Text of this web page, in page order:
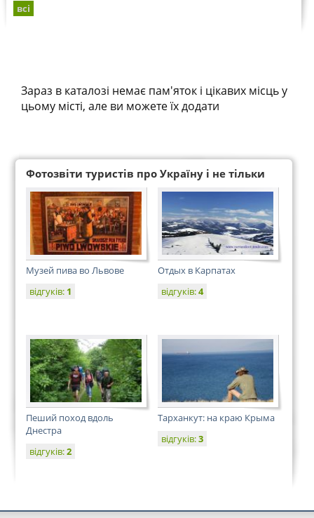
всі
Зараз в каталозі немає пам'яток і цікавих місць у
цьому місті, але ви можете їх додати
Фотозвіти туристів про Україну і не тільки
Музей пива во Львове
відгуків: 1
Отдых в Карпатах
відгуків:4
Пеший поход вдоль
Днестра
відгуків:2
Тарханкут: на краю Крыма
відгуків:3